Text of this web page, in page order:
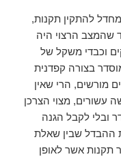
להתקין תקנות,
שהמצב הרצוי היה
וכבדי משקל של
בצורה קפדנית
מורשים, הרי שאין
עשורים, מצוי הצרכן
ובלי לקבל הגנה
ההבדל שבין שאלת
תקנות אשר לאופן